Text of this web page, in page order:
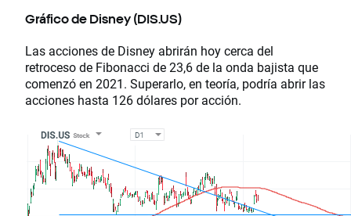
Gráfico de Disney (DIS.US)
Las acciones de Disney abrirán hoy cerca del
retroceso de Fibonacci de 23,6 de la onda bajista que
comenzó en 2021. Superarlo, en teoría, podría abrir las
acciones hasta 126 dólares por acción.